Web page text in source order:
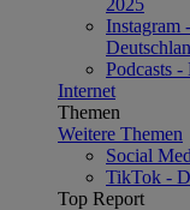
Instagram
Podcasts
Internet
Themen
Weitere Themen
Social
TikTok -
Top Report